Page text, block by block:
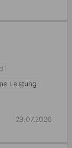
Leistung
29.07.2026